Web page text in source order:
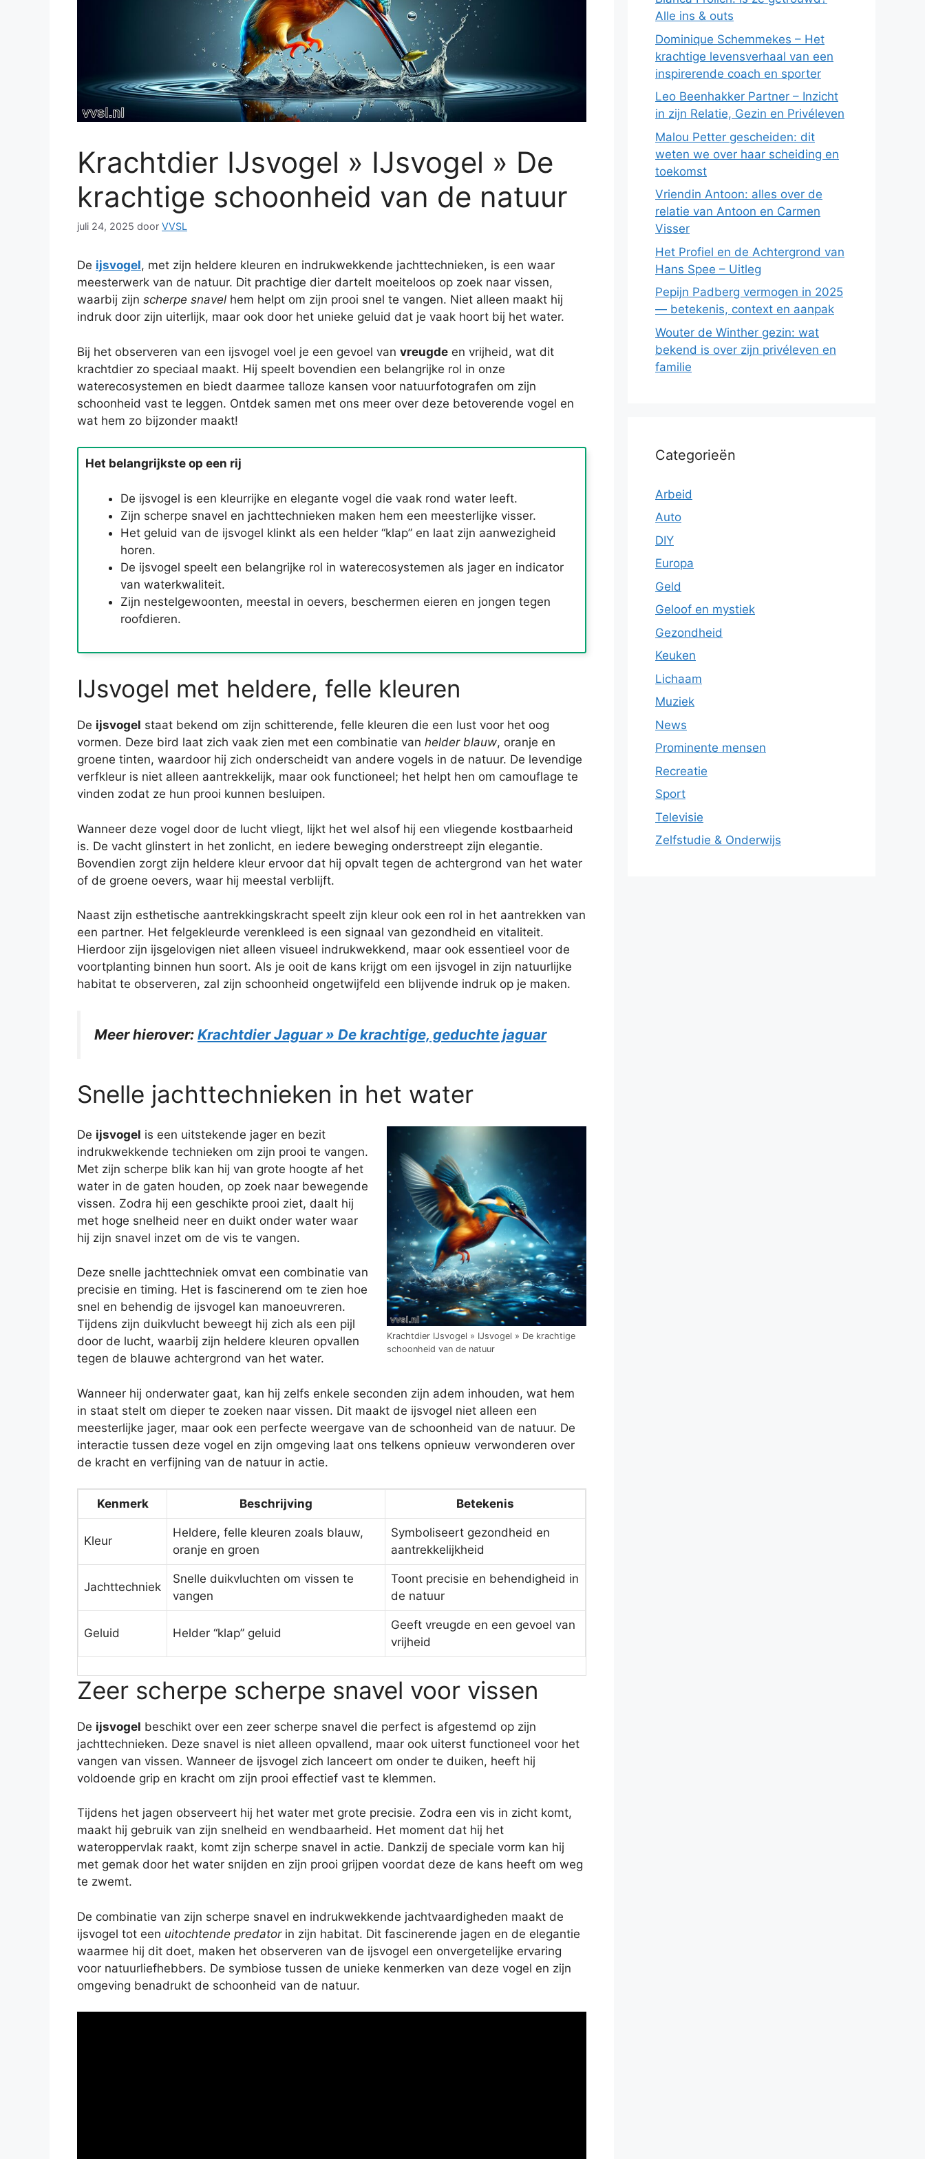
Krachtdier IJsvogel » IJsvogel » De
krachtige schoonheid van de natuur
juli 24, 2025 door VVSL
De ijsvogel, met zijn heldere kleuren en indrukwekkende jachttechnieken, is een waar
meesterwerk van de natuur. Dit prachtige dier dartelt moeiteloos op zoek naar vissen,
waarbij zijn scherpe snavel hem helpt om zijn prooi snel te vangen. Niet alleen maakt hij
indruk door zijn uiterlijk, maar ook door het unieke geluid dat je vaak hoort bij het water.
Bij het observeren van een ijsvogel voel je een gevoel van vreugde en vrijheid, wat dit
krachtdier zo speciaal maakt. Hij speelt bovendien een belangrijke rol in onze
waterecosystemen en biedt daarmee talloze kansen voor natuurfotografen om zijn
schoonheid vast te leggen. Ontdek samen met ons meer over deze betoverende vogel en
wat hem zo bijzonder maakt!
Het belangrijkste op een rij
De ijsvogel is een kleurrijke en elegante vogel die vaak rond water leeft.
Zijn scherpe snavel en jachttechnieken maken hem een meesterlijke visser.
Het geluid van de ijsvogel klinkt als een helder “klap” en laat zijn aanwezigheid
horen.
De ijsvogel speelt een belangrijke rol in waterecosystemen als jager en indicator
van waterkwaliteit.
Zijn nestelgewoonten, meestal in oevers, beschermen eieren en jongen tegen
roofdieren.
IJsvogel met heldere, felle kleuren
De ijsvogel staat bekend om zijn schitterende, felle kleuren die een lust voor het oog
vormen. Deze bird laat zich vaak zien met een combinatie van helder blauw, oranje en
groene tinten, waardoor hij zich onderscheidt van andere vogels in de natuur. De levendige
verfkleur is niet alleen aantrekkelijk, maar ook functioneel; het helpt hen om camouflage te
vinden zodat ze hun prooi kunnen besluipen.
Wanneer deze vogel door de lucht vliegt, lijkt het wel alsof hij een vliegende kostbaarheid
is. De vacht glinstert in het zonlicht, en iedere beweging onderstreept zijn elegantie.
Bovendien zorgt zijn heldere kleur ervoor dat hij opvalt tegen de achtergrond van het water
of de groene oevers, waar hij meestal verblijft.
Naast zijn esthetische aantrekkingskracht speelt zijn kleur ook een rol in het aantrekken van
een partner. Het felgekleurde verenkleed is een signaal van gezondheid en vitaliteit.
Hierdoor zijn ijsgelovigen niet alleen visueel indrukwekkend, maar ook essentieel voor de
voortplanting binnen hun soort. Als je ooit de kans krijgt om een ijsvogel in zijn natuurlijke
habitat te observeren, zal zijn schoonheid ongetwijfeld een blijvende indruk op je maken.
Meer hierover: Krachtdier Jaguar » De krachtige, geduchte jaguar
Snelle jachttechnieken in het water
Krachtdier IJsvogel » IJsvogel » De krachtige
schoonheid van de natuur
De ijsvogel is een uitstekende jager en bezit
indrukwekkende technieken om zijn prooi te vangen.
Met zijn scherpe blik kan hij van grote hoogte af het
water in de gaten houden, op zoek naar bewegende
vissen. Zodra hij een geschikte prooi ziet, daalt hij
met hoge snelheid neer en duikt onder water waar
hij zijn snavel inzet om de vis te vangen.
Deze snelle jachttechniek omvat een combinatie van
precisie en timing. Het is fascinerend om te zien hoe
snel en behendig de ijsvogel kan manoeuvreren.
Tijdens zijn duikvlucht beweegt hij zich als een pijl
door de lucht, waarbij zijn heldere kleuren opvallen
tegen de blauwe achtergrond van het water.
Wanneer hij onderwater gaat, kan hij zelfs enkele seconden zijn adem inhouden, wat hem
in staat stelt om dieper te zoeken naar vissen. Dit maakt de ijsvogel niet alleen een
meesterlijke jager, maar ook een perfecte weergave van de schoonheid van de natuur. De
interactie tussen deze vogel en zijn omgeving laat ons telkens opnieuw verwonderen over
de kracht en verfijning van de natuur in actie.
Kenmerk Beschrijving Betekenis
Kleur
Heldere, felle kleuren zoals blauw,
oranje en groen
Symboliseert gezondheid en
aantrekkelijkheid
Jachttechniek
Snelle duikvluchten om vissen te
vangen
Toont precisie en behendigheid in
de natuur
Geluid Helder “klap” geluid
Geeft vreugde en een gevoel van
vrijheid
Zeer scherpe scherpe snavel voor vissen
De ijsvogel beschikt over een zeer scherpe snavel die perfect is afgestemd op zijn
jachttechnieken. Deze snavel is niet alleen opvallend, maar ook uiterst functioneel voor het
vangen van vissen. Wanneer de ijsvogel zich lanceert om onder te duiken, heeft hij
voldoende grip en kracht om zijn prooi effectief vast te klemmen.
Tijdens het jagen observeert hij het water met grote precisie. Zodra een vis in zicht komt,
maakt hij gebruik van zijn snelheid en wendbaarheid. Het moment dat hij het
wateroppervlak raakt, komt zijn scherpe snavel in actie. Dankzij de speciale vorm kan hij
met gemak door het water snijden en zijn prooi grijpen voordat deze de kans heeft om weg
te zwemt.
De combinatie van zijn scherpe snavel en indrukwekkende jachtvaardigheden maakt de
ijsvogel tot een uitochtende predatorin zijn habitat. Dit fascinerende jagen en de elegantie
waarmee hij dit doet, maken het observeren van de ijsvogel een onvergetelijke ervaring
voor natuurliefhebbers. De symbiose tussen de unieke kenmerken van deze vogel en zijn
omgeving benadrukt de schoonheid van de natuur.
Alle ins & outs
Dominique Schemmekes – Het
krachtige levensverhaal van een
inspirerende coach en sporter
Leo Beenhakker Partner – Inzicht
in zijn Relatie, Gezin en Privéleven
Malou Petter gescheiden: dit
weten we over haar scheiding en
toekomst
Vriendin Antoon: alles over de
relatie van Antoon en Carmen
Visser
Het Profiel en de Achtergrond van
Hans Spee – Uitleg
Pepijn Padberg vermogen in 2025
— betekenis, context en aanpak
Wouter de Winther gezin: wat
bekend is over zijn privéleven en
familie
Categorieën
Arbeid
Auto
DIY
Europa
Geld
Geloof en mystiek
Gezondheid
Keuken
Lichaam
Muziek
News
Prominente mensen
Recreatie
Sport
Televisie
Zelfstudie & Onderwijs